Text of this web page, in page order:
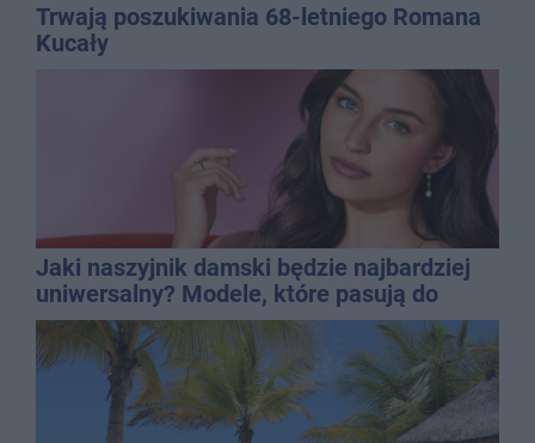
Trwają poszukiwania 68-letniego Romana
Kucały
Jaki naszyjnik damski będzie najbardziej
uniwersalny? Modele, które pasują do
wielu stylizacji